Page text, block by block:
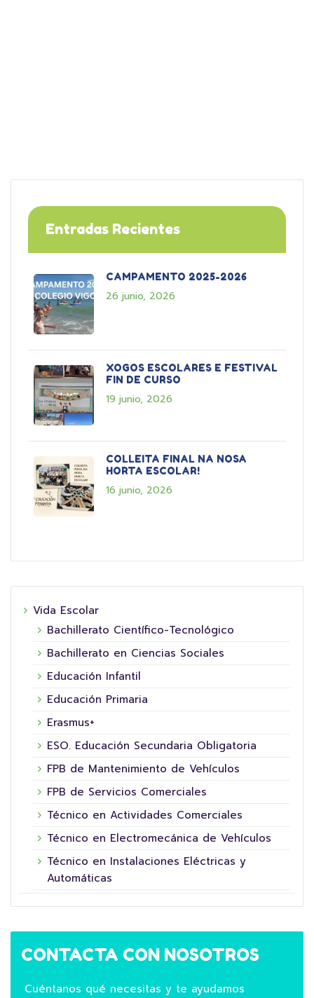
Entradas Recientes
CAMPAMENTO 2025-2026
26 junio, 2026
XOGOS ESCOLARES E FESTIVAL
FIN DE CURSO
19 junio, 2026
COLLEITA FINAL NA NOSA
HORTA ESCOLAR!
16 junio, 2026
Vida Escolar
Bachillerato Científico-Tecnológico
Bachillerato en Ciencias Sociales
Educación Infantil
Educación Primaria
Erasmus+
ESO. Educación Secundaria Obligatoria
FPB de Mantenimiento de Vehículos
FPB de Servicios Comerciales
Técnico en Actividades Comerciales
Técnico en Electromecánica de Vehículos
Técnico en Instalaciones Eléctricas y
Automáticas
CONTACTA CON NOSOTROS
Cuéntanos qué necesitas y te ayudamos